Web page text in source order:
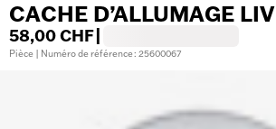
CACHE D’ALLUMAGE
58,00 CHF
Pièce | Numéro de référence : 25600067